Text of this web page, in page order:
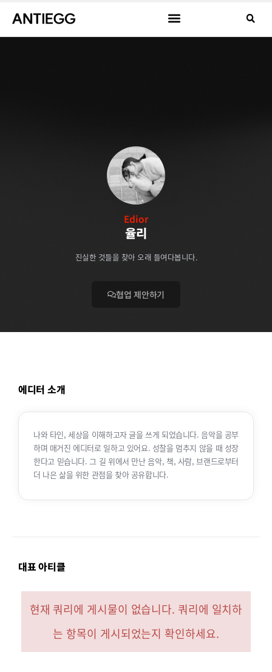
Edior
율리
진실한 것들을 찾아 오래 들여다봅니다.
협업 제안하기
에디터 소개
나와 타인, 세상을 이해하고자 글을 쓰게 되었습니다. 음악을 공부
하며 매거진 에디터로 일하고 있어요. 성찰을 멈추지 않을 때 성장
한다고 믿습니다. 그 길 위에서 만난 음악, 책, 사람, 브랜드로부터
더 나은 삶을 위한 관점을 찾아 공유합니다.
대표 아티클
현재 쿼리에 게시물이 없습니다. 쿼리에 일치하
는 항목이 게시되었는지 확인하세요.